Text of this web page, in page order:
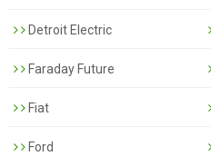
Detroit Electric
Faraday Future
Fiat
Ford